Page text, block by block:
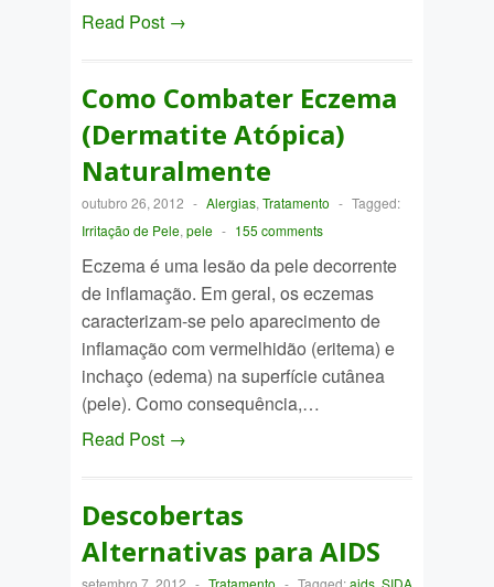
Read Post →
Como Combater Eczema
(Dermatite Atópica)
Naturalmente
outubro 26, 2012 - Alergias, Tratamento - Tagged:
Irritação de Pele, pele - 155 comments
Eczema é uma lesão da pele decorrente
de inflamação. Em geral, os eczemas
caracterizam-se pelo aparecimento de
inflamação com vermelhidão (eritema) e
inchaço (edema) na superfície cutânea
(pele). Como consequência,…
Read Post →
Descobertas
Alternativas para AIDS
setembro 7, 2012 - Tratamento - Tagged:aids, SIDA